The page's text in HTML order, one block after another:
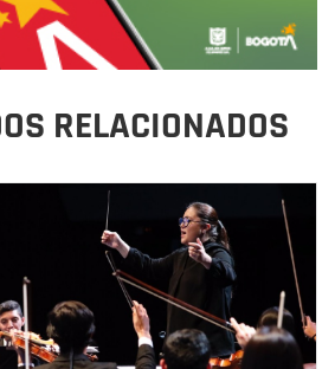
RELACIONADOS